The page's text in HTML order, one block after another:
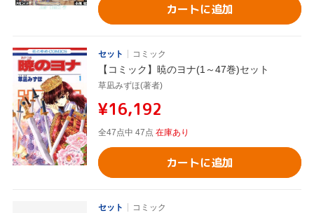
カートに追加
セット コミック
【コミック】暁のヨナ(1～47巻)セット
草凪みずほ(著者)
¥16,192
全47点中 47点 在庫あり
カートに追加
セット コミック